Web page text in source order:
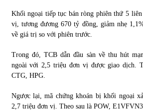
Khối ngoại tiếp tục bán ròng phiên thứ 5
vị, tương đương 670 tỷ đồng, giảm nhẹ
về giá trị so với phiên trước.
Trong đó, TCB dẫn đầu sàn về thu hút
ngoài với 2,5 triệu đơn vị được giao dịch.
CTG, HPG.
Ngược lại, mã chứng khoán bị khối ngoại
2,7 triệu đơn vị. Theo sau là POW,